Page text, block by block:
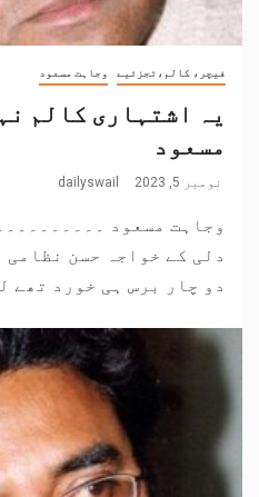
فیچر، کالم،تجزئیے وجاہت مسعود
یہ اشتہاری کالم
مسعود
نومبر 5, 2023 dailyswail
وجاہت مسعود
دلی کے خواجہ حسن نظامی
دو چار برس ہی خورد تھے